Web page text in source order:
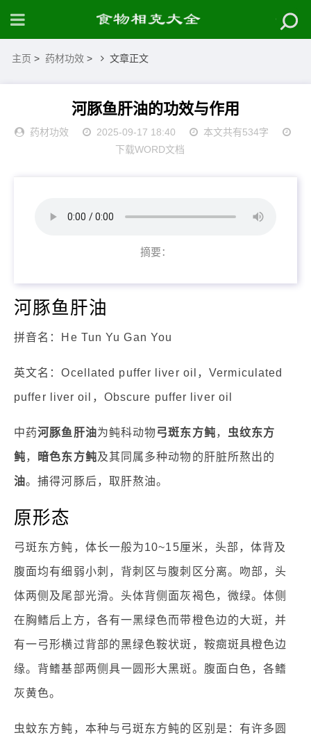
主页 > 药材功效 > 文章正文
河豚鱼肝油的功效与作用
药材功效 2025-09-17 18:40
本文共有534字
下载WORD文档
摘要：
河豚鱼肝油
拼音名：He Tun Yu Gan You
英文名：Ocellated puffer liver oil，Vermiculated
puffer liver oil，Obscure puffer liver oil
中药河豚鱼肝油为鲀科动物弓斑东方鲀， 虫纹东方
鲀， 暗色东方鲀及其同属多种动物的肝脏所熬出的
油。捕得河豚后，取肝熬油。
原形态
弓斑东方鲀，体长一般为10~15厘米，头部，体背及
腹面均有细弱小刺，背刺区与腹刺区分离。吻部，头
体两侧及尾部光滑。头体背侧面灰褐色，微绿。体侧
在胸鳍后上方，各有一黑绿色而带橙色边的大斑，并
有一弓形横过背部的黑绿色鞍状斑，鞍癍斑具橙色边
缘。背鳍基部两侧具一圆形大黑斑。腹面白色，各鳍
灰黄色。
虫蚊东方鲀，本种与弓斑东方鲀的区别是：有许多圆